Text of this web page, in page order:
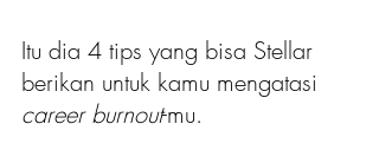
Itu dia 4 tips yang bisa Stellar
berikan untuk kamu mengatasi
career burnout-mu.